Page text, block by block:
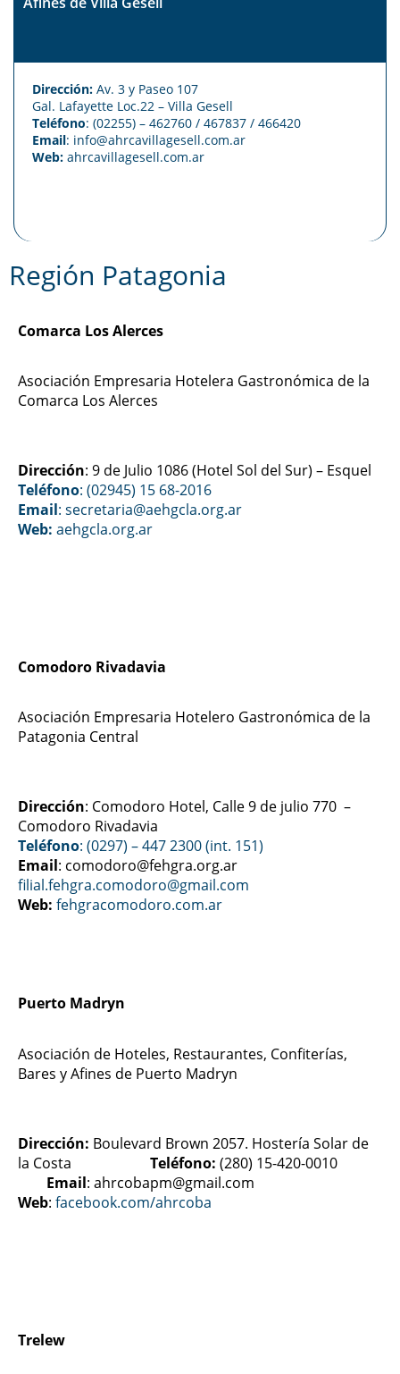
Dirección: Av. 3 y Paseo 107
Gal. Lafayette Loc.22 – Villa Gesell
Teléfono: (02255) – 462760 / 467837 / 466420
Email: info@ahrcavillagesell.com.ar
Web: ahrcavillagesell.com.ar
Región Patagonia
Comarca Los Alerces
Asociación Empresaria Hotelera Gastronómica de la
Comarca Los Alerces
Dirección: 9 de Julio 1086 (Hotel Sol del Sur) – Esquel
Teléfono: (02945) 15 68-2016
Email: secretaria@aehgcla.org.ar
Web: aehgcla.org.ar
Comodoro Rivadavia
Asociación Empresaria Hotelero Gastronómica de la
Patagonia Central
Dirección: Comodoro Hotel, Calle 9 de julio 770 –
Comodoro Rivadavia
Teléfono: (0297) – 447 2300 (int. 151)
Email: comodoro@fehgra.org.ar
filial.fehgra.comodoro@gmail.com
Web: fehgracomodoro.com.ar
Puerto Madryn
Asociación de Hoteles, Restaurantes, Confiterías,
Bares y Afines de Puerto Madryn
Dirección: Boulevard Brown 2057. Hostería Solar de
la Costa Teléfono: (280) 15-420-0010
Email: ahrcobapm@gmail.com
Web: facebook.com/ahrcoba
Trelew